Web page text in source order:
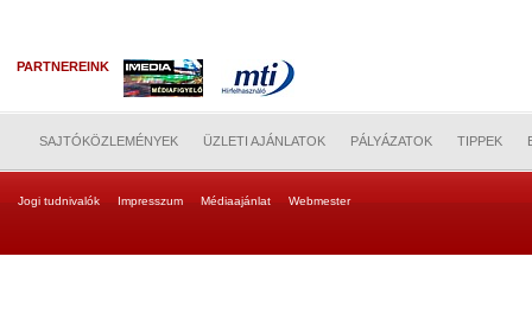
PARTNEREINK
SAJTÓKÖZLEMÉNYEK ÜZLETI AJÁNLATOK PÁLYÁZATOK TIPPEK
Jogi tudnivalók Impresszum Médiaajánlat Webmester